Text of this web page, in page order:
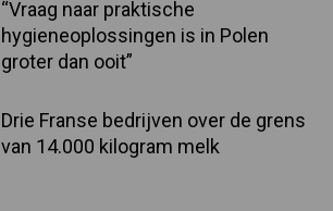
“Vraag naar praktische
hygieneoplossingen is in Polen
groter dan ooit”
Drie Franse bedrijven over de grens
van 14.000 kilogram melk